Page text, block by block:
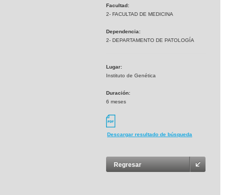
Facultad:
2- FACULTAD DE MEDICINA
Dependencia:
2- DEPARTAMENTO DE PATOLOGÍA
Lugar:
Instituto de Genética
Duración:
6 meses
Descargar resultado de búsqueda
Regresar